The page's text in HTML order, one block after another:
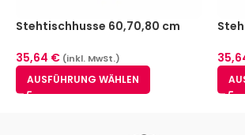
Stehtischhusse 60,70,80 cm
35,64 € (inkl. MwSt.)
AUSFÜHRUNG WÄHLEN